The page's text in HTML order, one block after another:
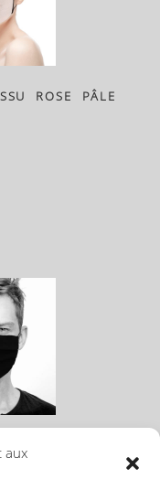
aux
ROSE PÂLE
HOMME N°1